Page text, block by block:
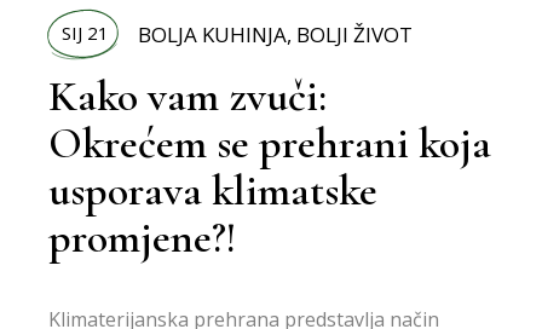
SIJ 21 BOLJA KUHINJA, BOLJI ŽIVOT
Kako vam zvuči:
Okrećem se prehrani koja
usporava klimatske
promjene?!
Klimaterijanska prehrana predstavlja način